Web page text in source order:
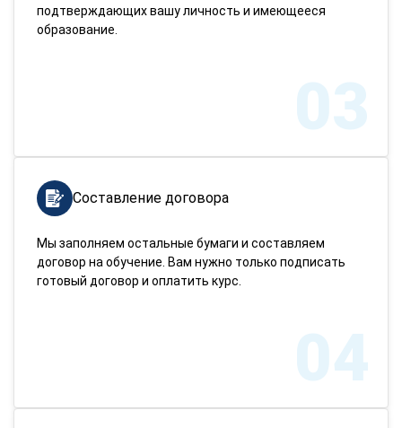
подтверждающих вашу личность и имеющееся
образование.
03
Составление договора
Мы заполняем остальные бумаги и составляем
договор на обучение. Вам нужно только подписать
готовый договор и оплатить курс.
04